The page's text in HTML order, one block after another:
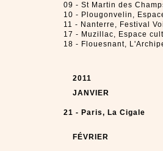
09 - St Martin des
10 - Plougonvelin,
11 - Nanterre, Festival
17 - Muzillac, Espace
18 - Flouesnant,
2011
JANVIER
21 - Paris, La Cigale
FÉVRIER